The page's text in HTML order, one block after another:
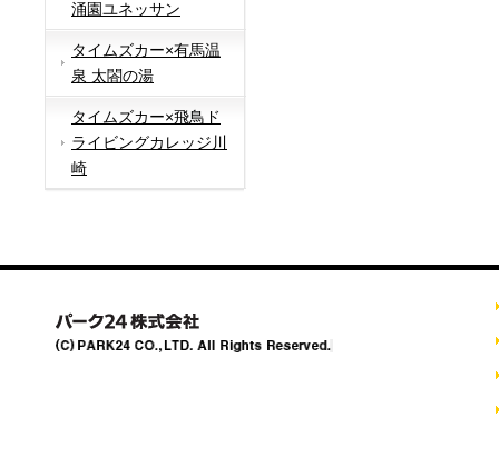
涌園ユネッサン
タイムズカー×有馬温
泉 太閤の湯
タイムズカー×飛鳥ド
ライビングカレッジ川
崎